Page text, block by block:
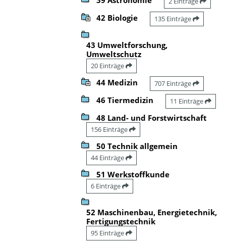
42 Biologie 135 Einträge
43 Umweltforschung,
Umweltschutz
20 Einträge
44 Medizin 707 Einträge
46 Tiermedizin 11 Einträge
48 Land- und Forstwirtschaft
156 Einträge
50 Technik allgemein
44 Einträge
51 Werkstoffkunde
6 Einträge
52 Maschinenbau, Energietechnik,
Fertigungstechnik
95 Einträge